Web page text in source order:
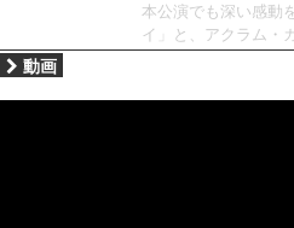
本公演でも深い感動
イ」と、アクラム・
動画